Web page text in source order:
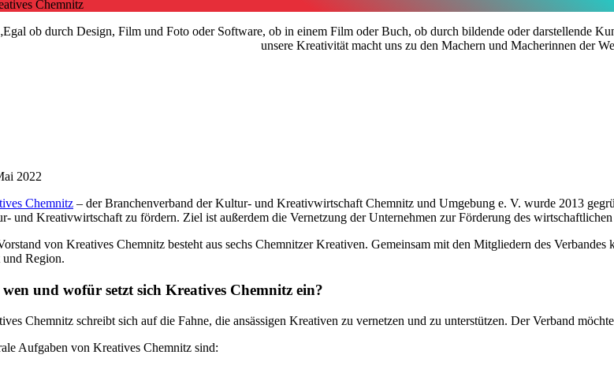
Chemnitz
ob durch Design, Film und Foto oder Software, ob in einem Film oder Buch, ob durch bildende oder darstellende
unsere Kreativität macht uns zu den Machern und Macherinnen der
2022
Chemnitz – der Branchenverband der Kultur- und Kreativwirtschaft Chemnitz und Umgebung e. V. wurde 2013
und Kreativwirtschaft zu fördern. Ziel ist außerdem die Vernetzung der Unternehmen zur Förderung des
von Kreatives Chemnitz besteht aus sechs Chemnitzer Kreativen. Gemeinsam mit den Mitgliedern des
und Region.
und wofür setzt sich Kreatives Chemnitz ein?
Chemnitz schreibt sich auf die Fahne, die ansässigen Kreativen zu vernetzen und zu unterstützen. Der Verband
Aufgaben von Kreatives Chemnitz sind: